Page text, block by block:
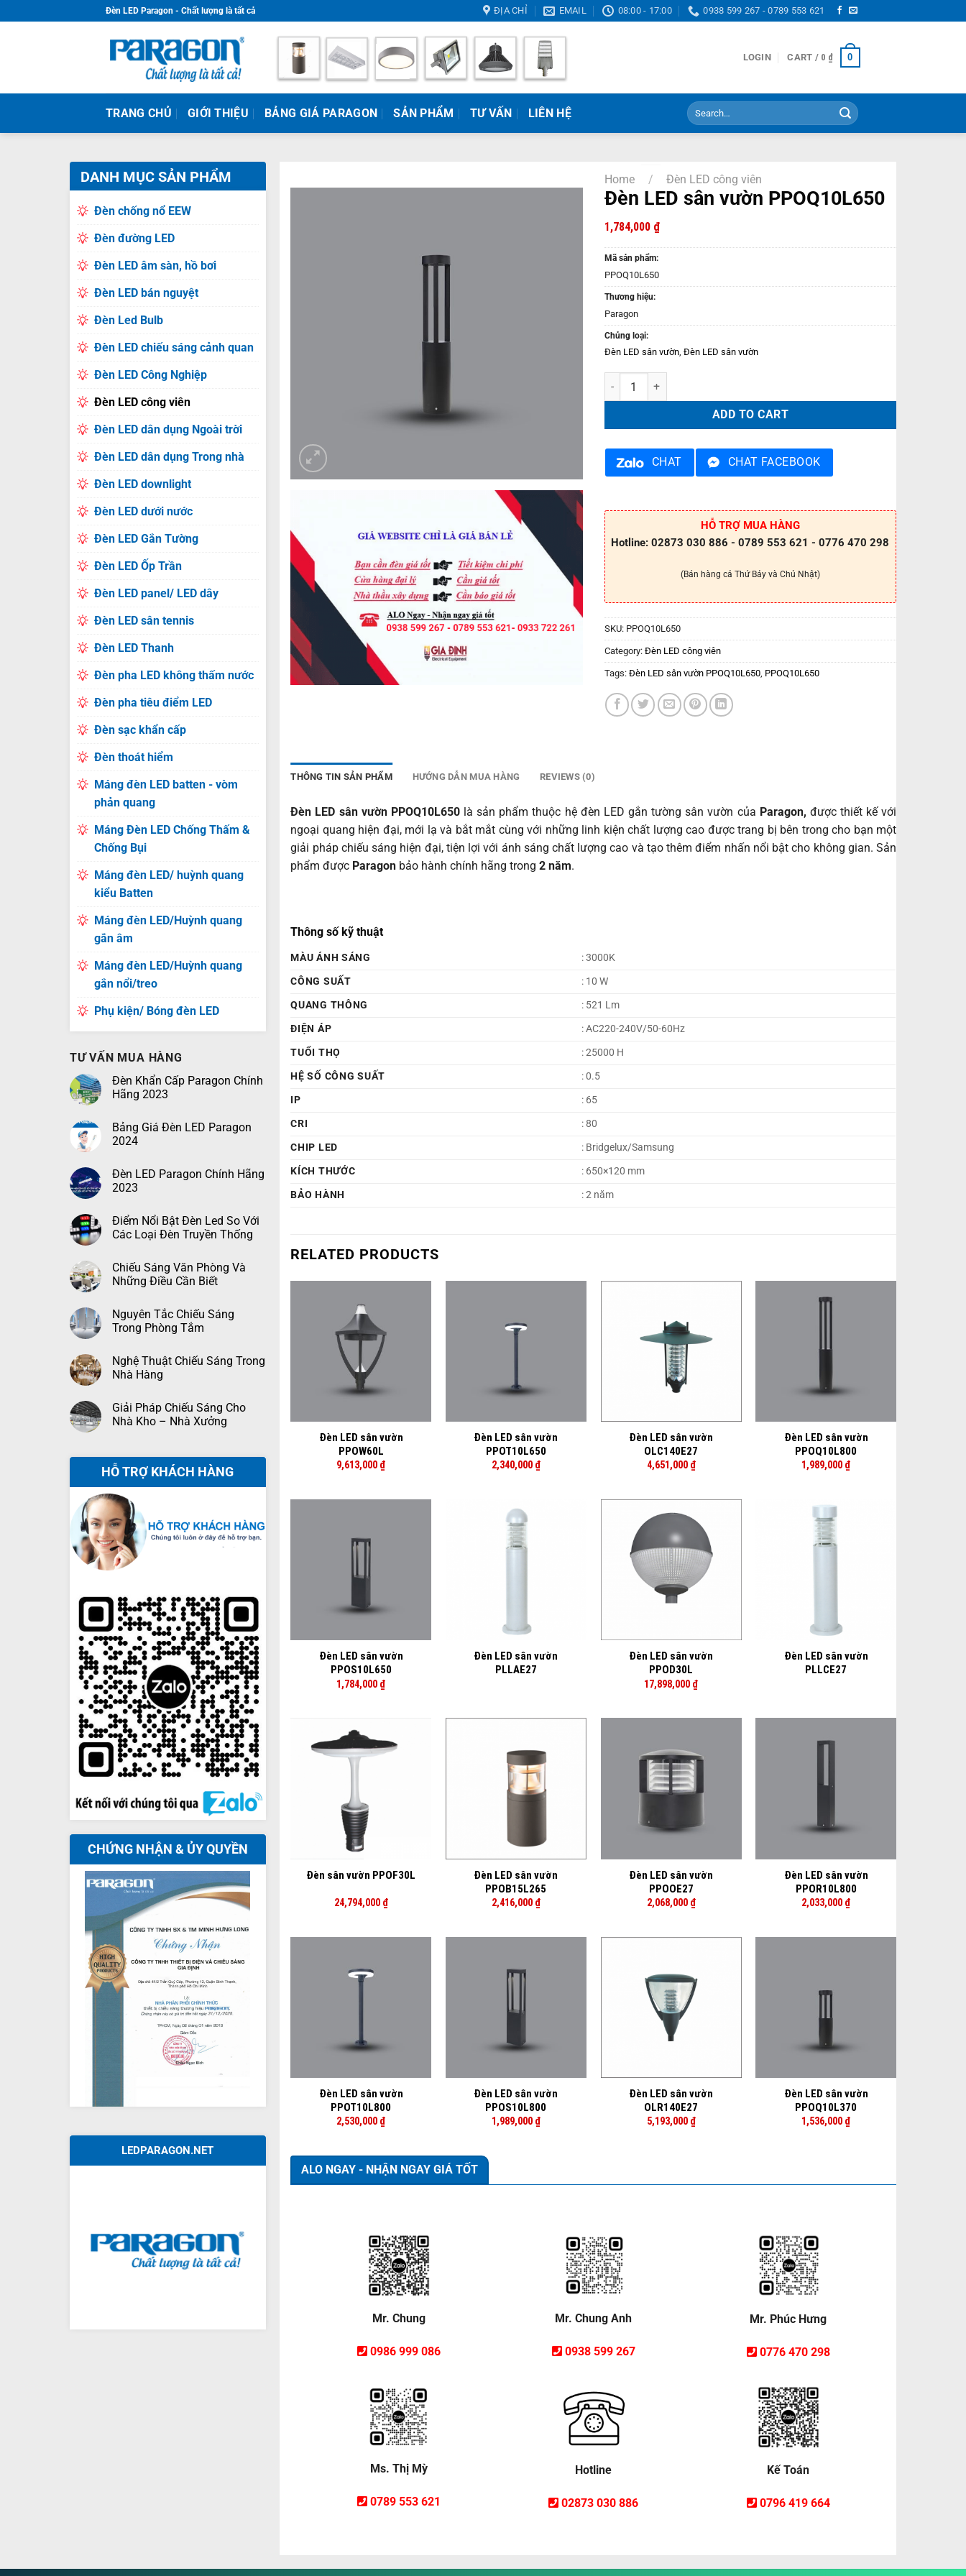
to
Đèn LED Paragon - Chất lượng là tất cả ĐỊA CHỈ EMAIL 08:00 - 17:00 0938 599 267 - 0789 553 621
LOGIN CART / 0 ₫ 0
TRANG CHỦ GIỚI THIỆU BẢNG GIÁ PARAGON SẢN PHẨM TƯ VẤN LIÊN HỆ
Search
for:
DANH MỤC SẢN PHẨM
Đèn chống nổ EEW
Đèn đường LED
Đèn LED âm sàn, hồ bơi
Đèn LED bán nguyệt
Đèn Led Bulb
Đèn LED chiếu sáng cảnh quan
Đèn LED Công Nghiệp
Đèn LED công viên
Đèn LED dân dụng Ngoài trời
Đèn LED dân dụng Trong nhà
Đèn LED downlight
Đèn LED dưới nước
Đèn LED Gắn Tường
Đèn LED Ốp Trần
Đèn LED panel/ LED dây
Đèn LED sân tennis
Đèn LED Thanh
Đèn pha LED không thấm nước
Đèn pha tiêu điểm LED
Đèn sạc khẩn cấp
Đèn thoát hiểm
Máng đèn LED batten - vòm
phản quang
Máng Đèn LED Chống Thấm &
Chống Bụi
Máng đèn LED/ huỳnh quang
kiểu Batten
Máng đèn LED/Huỳnh quang
gắn âm
Máng đèn LED/Huỳnh quang
gắn nổi/treo
Phụ kiện/ Bóng đèn LED
TƯ VẤN MUA HÀNG
Đèn Khẩn Cấp Paragon Chính
Hãng 2023
Bảng Giá Đèn LED Paragon
2024
Đèn LED Paragon Chính Hãng
2023
Điểm Nổi Bật Đèn Led So Với
Các Loại Đèn Truyền Thống
Chiếu Sáng Văn Phòng Và
Những Điều Cần Biết
Nguyên Tắc Chiếu Sáng
Trong Phòng Tắm
Nghệ Thuật Chiếu Sáng Trong
Nhà Hàng
Giải Pháp Chiếu Sáng Cho
Nhà Kho – Nhà Xưởng
HỖ TRỢ KHÁCH HÀNG
CHỨNG NHẬN & ỦY QUYỀN
LEDPARAGON.NET
Home / Đèn LED công viên
Đèn LED sân vườn PPOQ10L650
1,784,000 ₫
Mã sản phẩm:
PPOQ10L650
Thương hiệu:
Paragon
Chủng loại:
Đèn LED sân vườn, Đèn LED sân vườn
Đèn LED sân vườn PPOQ10L650 quantity
ADD TO CART
CHAT CHAT FACEBOOK
HỖ TRỢ MUA HÀNG
Hotline: 02873 030 886 - 0789 553 621 - 0776 470 298
(Bán hàng cả Thứ Bảy và Chủ Nhật)
SKU: PPOQ10L650
Category: Đèn LED công viên
Tags: Đèn LED sân vườn PPOQ10L650, PPOQ10L650
THÔNG TIN SẢN PHẨM HƯỚNG DẪN MUA HÀNG REVIEWS (0)
Đèn LED sân vườn PPOQ10L650là sản phẩm thuộc hệ đèn LED gắn tường sân vườn của Paragon, được thiết kế với
ngoại quang hiện đại, mới lạ và bắt mắt cùng với những linh kiện chất lượng cao được trang bị bên trong cho bạn một
giải pháp chiếu sáng hiện đại, tiện lợi với ánh sáng chất lượng cao và tạo thêm điểm nhấn nổi bật cho không gian. Sản
phẩm được Paragon bảo hành chính hãng trong2 năm.
Thông số kỹ thuật
MÀU ÁNH SÁNG
: 3000K
CÔNG SUẤT
: 10 W
QUANG THÔNG
: 521 Lm
ĐIỆN ÁP
: AC220-240V/50-60Hz
TUỔI THỌ
: 25000 H
HỆ SỐ CÔNG SUẤT
: 0.5
IP
: 65
CRI
: 80
CHIP LED
: Bridgelux/Samsung
KÍCH THƯỚC
: 650×120 mm
BẢO HÀNH
: 2 năm
RELATED PRODUCTS
Đèn LED sân vườn
PPOW60L
9,613,000 ₫
Đèn LED sân vườn
PPOT10L650
2,340,000 ₫
Đèn LED sân vườn
OLC140E27
4,651,000 ₫
Đèn LED sân vườn
PPOQ10L800
1,989,000 ₫
Đèn LED sân vườn
PPOS10L650
1,784,000 ₫
Đèn LED sân vườn
PLLAE27
Đèn LED sân vườn
PPOD30L
17,898,000 ₫
Đèn LED sân vườn
PLLCE27
Đèn sân vườn PPOF30L
24,794,000 ₫
Đèn LED sân vườn
PPOB15L265
2,416,000 ₫
Đèn LED sân vườn
PPOOE27
2,068,000 ₫
Đèn LED sân vườn
PPOR10L800
2,033,000 ₫
Đèn LED sân vườn
PPOT10L800
2,530,000 ₫
Đèn LED sân vườn
PPOS10L800
1,989,000 ₫
Đèn LED sân vườn
OLR140E27
5,193,000 ₫
Đèn LED sân vườn
PPOQ10L370
1,536,000 ₫
ALO NGAY - NHẬN NGAY GIÁ TỐT
Mr. Chung
0986 999 086
Mr. Chung Anh
0938 599 267
Mr. Phúc Hưng
0776 470 298
Ms. Thị Mỳ
0789 553 621
Hotline
02873 030 886
Kế Toán
0796 419 664